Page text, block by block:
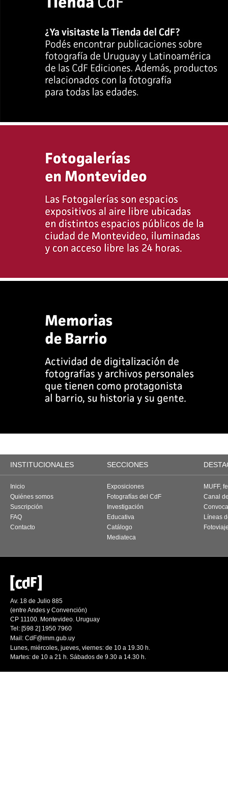
INSTITUCIONALES SECCIONES
Inicio
Quiénes somos
Suscripción
FAQ
Contacto
Exposiciones
Fotografías del CdF
Investigación
Educativa
Catálogo
Mediateca
MUFF,
Canal
Líneas
Av. 18 de Julio 885
(entre Andes y Convención)
CP 11100. Montevideo. Uruguay
Tel: [598 2] 1950 7960
Mail: CdF@imm.gub.uy
Lunes, miércoles, jueves, viernes: de 10 a 19.30 h.
Martes: de 10 a 21 h. Sábados de 9.30 a 14.30 h.